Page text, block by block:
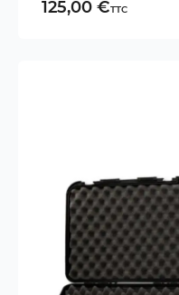
125,00 €TTC